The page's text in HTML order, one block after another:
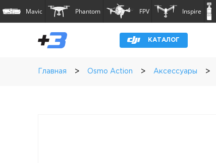
Mavic Phantom FPV Inspire
КАТАЛОГ
Главная > Osmo Action > Аксессуары >